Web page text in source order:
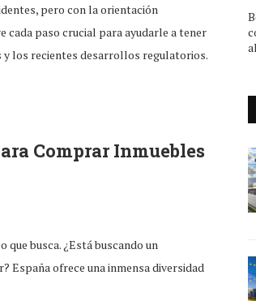
pero con la orientación
cada paso crucial para ayudarle a tener
y los recientes desarrollos regulatorios.
Comprar Inmuebles
que busca. ¿Está buscando un
España ofrece una inmensa diversidad